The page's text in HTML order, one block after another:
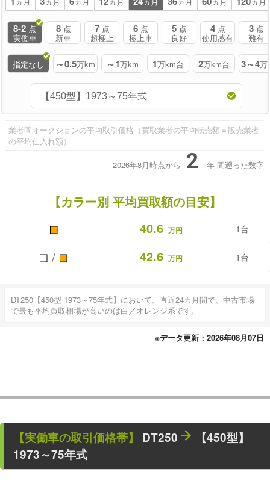
8-2 点
実働車
8 点
新車
7 点
超極上
6 点
極上車
5 点
良好
4 点
使用感有
3 点
難有
指定なし ～0.5万km ～1万km 1万km台 2万km台 3～4万
業者間オークションの平均取引価格（買取業者の平均転売額＝販売業者
の平均仕入れ額）
2026年8月時点から 2 年 間遡った数字
【カラー別 平均買取額の目安】
■ 40.6 万円 1台
■ / ■ 42.6 万円 1台
DT250【450型 1973～75年式】において。直近24カ月間で、中古市場
で最も平均買取相場が高いのは白／オレンジ系です。
※データ更新：2026年08月07日
【実働車の取引価格帯】 DT250
【450型】
1973～75年式